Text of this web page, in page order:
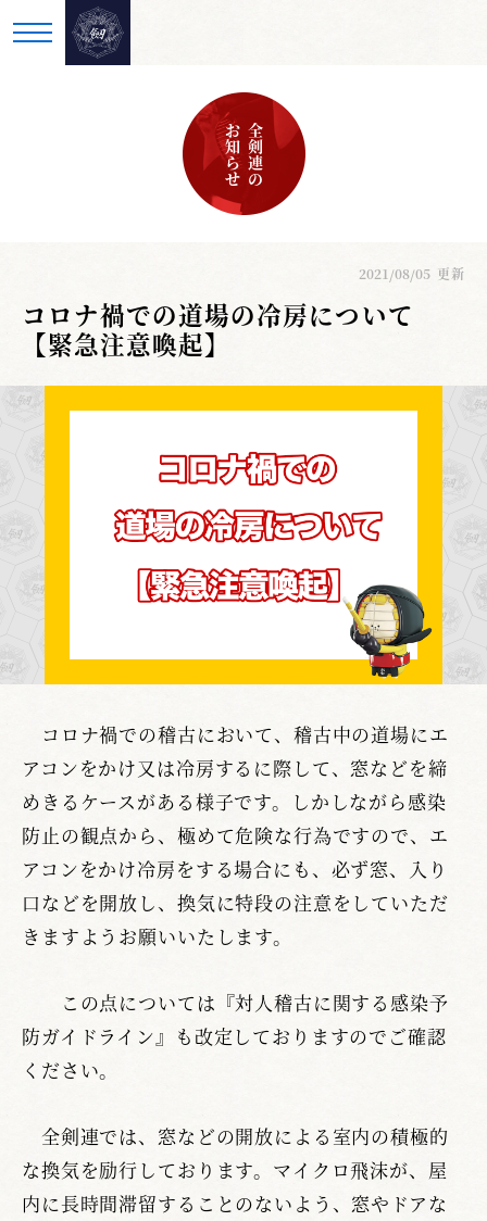
全剣連の
お知らせ
2021/08/05 更新
コロナ禍での道場の冷房について
【緊急注意喚起】
コロナ禍での稽古において、稽古中の道場にエ
アコンをかけ又は冷房するに際して、窓などを締
めきるケースがある様子です。しかしながら感染
防止の観点から、極めて危険な行為ですので、エ
アコンをかけ冷房をする場合にも、必ず窓、入り
口などを開放し、換気に特段の注意をしていただ
きますようお願いいたします。
この点については『対人稽古に関する感染予
防ガイドライン』も改定しておりますのでご確認
ください。
全剣連では、窓などの開放による室内の積極的
な換気を励行しております。マイクロ飛沫が、屋
内に長時間滞留することのないよう、窓やドアな